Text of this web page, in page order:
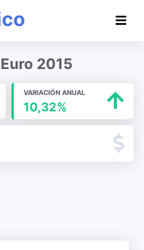
2015
VARIACIÓN ANUAL
10,32%